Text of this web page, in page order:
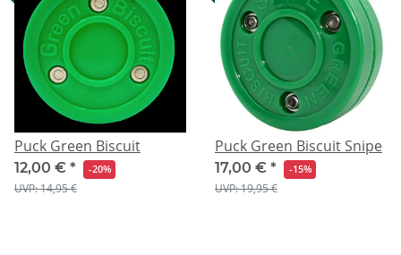
Puck Green Biscuit
12,00 € * -20%
UVP: 14,95 €
Puck Green Biscuit Snipe
17,00 € * -15%
UVP: 19,95 €